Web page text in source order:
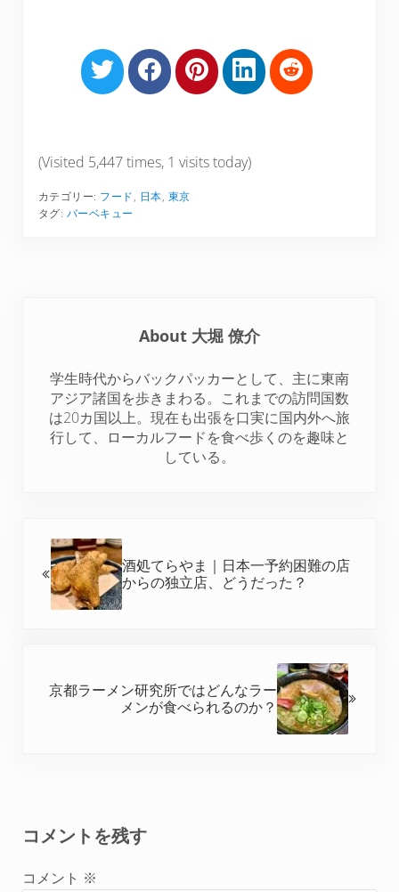
S
h
e
o
n
r
S
h
e
o
n
o
o
k
S
h
e
e
r
e
s
t
S
h
e
d
n
S
h
(Visited 5,447 times, 1 visits today)
カテゴリー: フード, 日本, 東京
タグ: バーベキュー
About 大堀 僚介
学生時代からバックパッカーとして、主に東南
アジア諸国を歩きまわる。これまでの訪問国数
は20カ国以上。現在も出張を口実に国内外へ旅
行して、ローカルフードを食べ歩くのを趣味と
している。
酒処てらやま｜日本一予約困難の店
からの独立店、どうだった？
京都ラーメン研究所ではどんなラー
メンが食べられるのか？
コメントを残す
コメント ※